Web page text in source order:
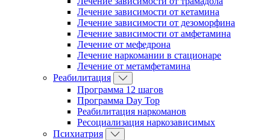
Лечение зависимости от кетамина
Лечение зависимости от дезоморфина
Лечение зависимости от амфетамина
Лечение от мефедрона
Лечение наркомании в стационаре
Лечение от метамфетамина
Реабилитация
Программа 12 шагов
Программа Day Top
Реабилитация наркоманов
Ресоциализация наркозависимых
Психиатрия